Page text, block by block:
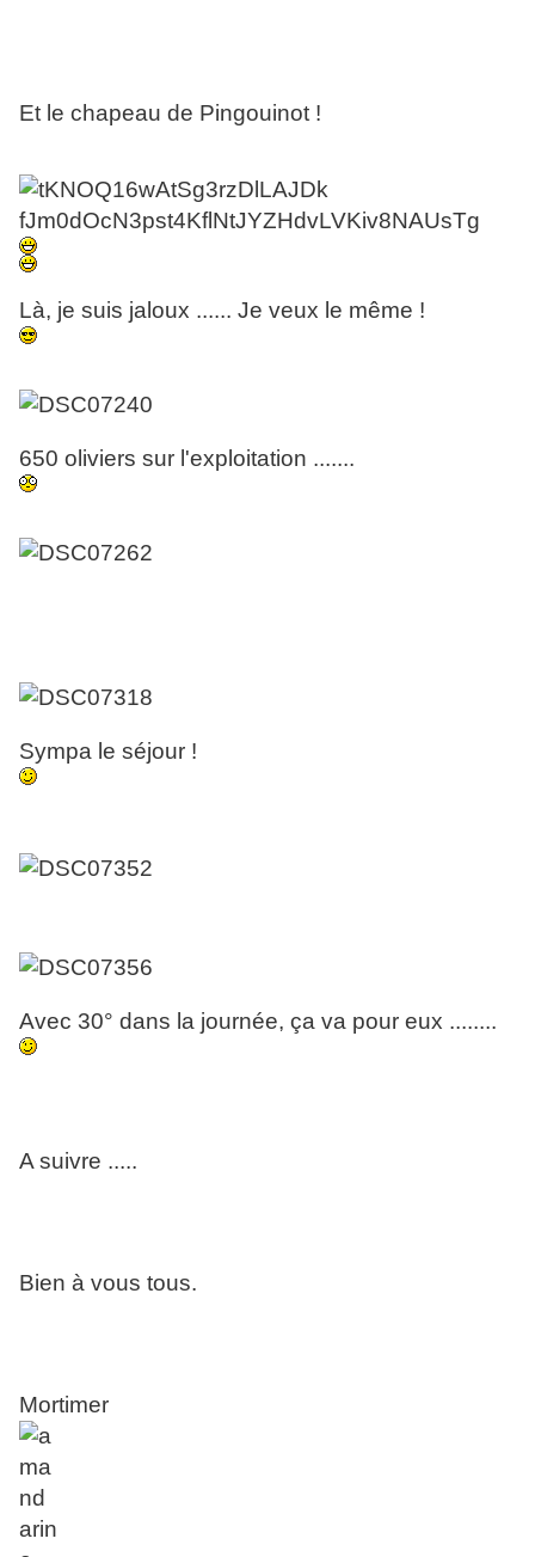
Et le chapeau de Pingouinot !
Là, je suis jaloux ...... Je veux le même !
650 oliviers sur l'exploitation .......
Sympa le séjour !
Avec 30° dans la journée, ça va pour eux ........
A suivre .....
Bien à vous tous.
Mortimer